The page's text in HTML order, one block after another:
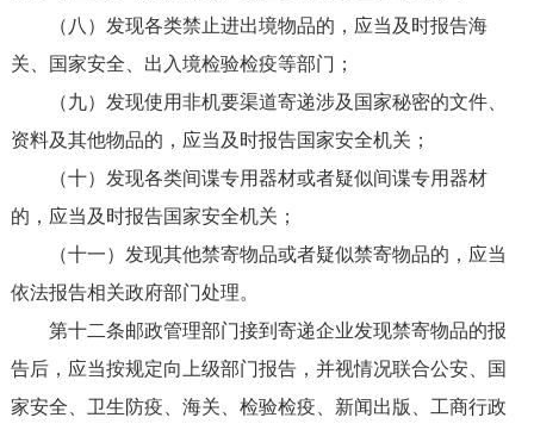
（八）发现各类禁止进出境物品的，应当及时报告海
关、国家安全、出入境检验检疫等部门；
（九）发现使用非机要渠道寄递涉及国家秘密的文件、
资料及其他物品的，应当及时报告国家安全机关；
（十）发现各类间谍专用器材或者疑似间谍专用器材
的，应当及时报告国家安全机关；
（十一）发现其他禁寄物品或者疑似禁寄物品的，应当
依法报告相关政府部门处理。
第十二条邮政管理部门接到寄递企业发现禁寄物品的报
告后，应当按规定向上级部门报告，并视情况联合公安、国
家安全、卫生防疫、海关、检验检疫、新闻出版、工商行政